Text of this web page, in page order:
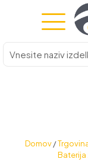
Vnesite
naziv
izdelka
Domov /
Baterija